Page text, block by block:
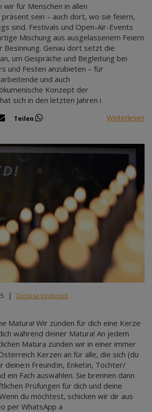
wir für Menschen in allen
sein – auch dort, wo sie feiern,
sind. Festivals und Open-Air-Events
Mischung aus ausgelassenem Feiern
Besinnung. Genau dort setzt die
um Gespräche und Begleitung bei
und Festen anzubieten – für
und auch
Konzept der
sich in den letzten Jahren i
Teilen Weiterlesen
| Diözese Innsbruck
Matura! Wir zünden für dich eine Kerze
während deiner Matura! An jedem
Matura zünden wir in einer immer
Kerzen an für alle, die sich (du
deine:n Freund:in, Enkel:in, Tochter/
ein Fach auswählen. Sie brennen dann
Prüfungen für dich und deine
du möchtest, schicken wir dir aus
per WhatsApp a